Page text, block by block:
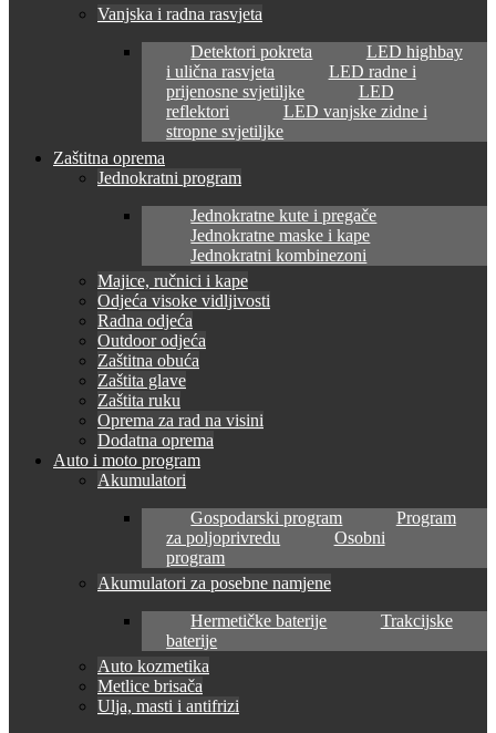
Vanjska i radna rasvjeta
Detektori pokreta
LED highbay
i ulična rasvjeta
LED radne i
prijenosne svjetiljke
LED
reflektori
LED vanjske zidne i
stropne svjetiljke
Zaštitna oprema
Jednokratni program
Jednokratne kute i pregače
Jednokratne maske i kape
Jednokratni kombinezoni
Majice, ručnici i kape
Odjeća visoke vidljivosti
Radna odjeća
Outdoor odjeća
Zaštitna obuća
Zaštita glave
Zaštita ruku
Oprema za rad na visini
Dodatna oprema
Auto i moto program
Akumulatori
Gospodarski program
Program
za poljoprivredu
Osobni
program
Akumulatori za posebne namjene
Hermetičke baterije
Trakcijske
baterije
Auto kozmetika
Metlice brisača
Ulja, masti i antifrizi